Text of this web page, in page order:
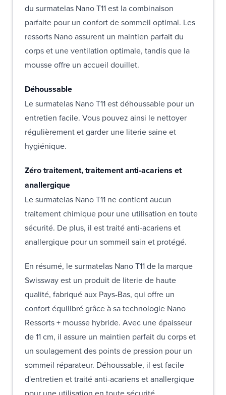
du surmatelas Nano T11 est la combinaison
parfaite pour un confort de sommeil optimal. Les
ressorts Nano assurent un maintien parfait du
corps et une ventilation optimale, tandis que la
mousse offre un accueil douillet.
Déhoussable
Le surmatelas Nano T11 est déhoussable pour un
entretien facile. Vous pouvez ainsi le nettoyer
régulièrement et garder une literie saine et
hygiénique.
Zéro traitement, traitement anti-acariens et
anallergique
Le surmatelas Nano T11 ne contient aucun
traitement chimique pour une utilisation en toute
sécurité. De plus, il est traité anti-acariens et
anallergique pour un sommeil sain et protégé.
En résumé, le surmatelas Nano T11 de la marque
Swissway est un produit de literie de haute
qualité, fabriqué aux Pays-Bas, qui offre un
confort équilibré grâce à sa technologie Nano
Ressorts + mousse hybride. Avec une épaisseur
de 11 cm, il assure un maintien parfait du corps et
un soulagement des points de pression pour un
sommeil réparateur. Déhoussable, il est facile
d'entretien et traité anti-acariens et anallergique